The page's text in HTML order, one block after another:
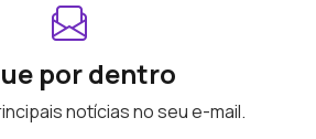
por dentro
notícias no seu e-mail.